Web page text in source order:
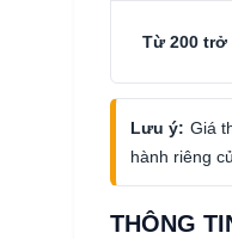
Từ 200 trở
Lưu ý: Giá
hành riêng
THÔNG